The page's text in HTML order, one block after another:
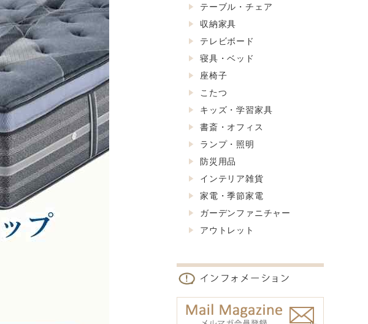
テーブル・チェア
収納家具
テレビボード
寝具・ベッド
座椅子
こたつ
キッズ・学習家具
書斎・オフィス
ランプ・照明
防災用品
インテリア雑貨
家電・季節家電
ガーデンファニチャー
アウトレット